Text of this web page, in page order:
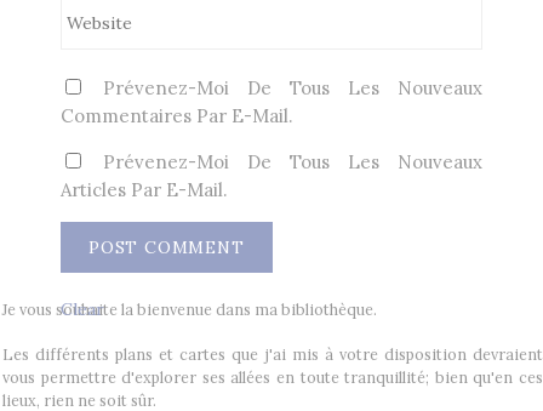
Prévenez-Moi De Tous Les Nouveaux
Commentaires Par E-Mail.
Prévenez-Moi De Tous Les Nouveaux
Articles Par E-Mail.
Clear
Je vous souhaite la bienvenue dans ma bibliothèque.
Les différents plans et cartes que j'ai mis à votre disposition devraient
vous permettre d'explorer ses allées en toute tranquillité; bien qu'en ces
lieux, rien ne soit sûr.